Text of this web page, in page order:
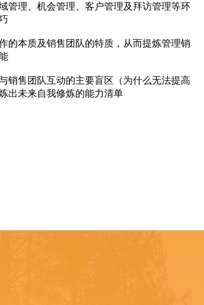
管理、机会管理、客户管理及拜访管理等环
的本质及销售团队的特质，从而提炼管理销
销售团队互动的主要盲区（为什么无法提高
出未来自我修炼的能力清单